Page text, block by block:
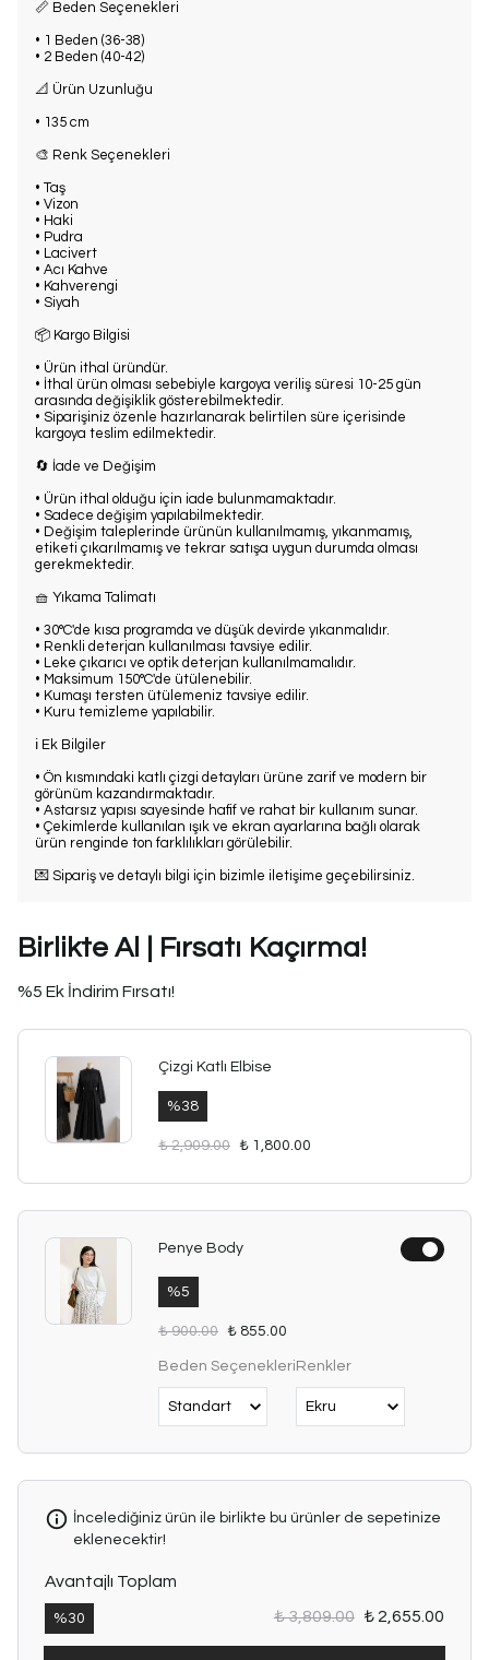
📏 Beden Seçenekleri
• 1 Beden (36-38)
• 2 Beden (40-42)
📐 Ürün Uzunluğu
• 135 cm
🎨 Renk Seçenekleri
• Taş
• Vizon
• Haki
• Pudra
• Lacivert
• Acı Kahve
• Kahverengi
• Siyah
📦 Kargo Bilgisi
• Ürün ithal üründür.
• İthal ürün olması sebebiyle kargoya veriliş süresi 10-25 gün
arasında değişiklik gösterebilmektedir.
• Siparişiniz özenle hazırlanarak belirtilen süre içerisinde
kargoya teslim edilmektedir.
🔄 İade ve Değişim
• Ürün ithal olduğu için iade bulunmamaktadır.
• Sadece değişim yapılabilmektedir.
• Değişim taleplerinde ürünün kullanılmamış, yıkanmamış,
etiketi çıkarılmamış ve tekrar satışa uygun durumda olması
gerekmektedir.
🧺 Yıkama Talimatı
• 30°C'de kısa programda ve düşük devirde yıkanmalıdır.
• Renkli deterjan kullanılması tavsiye edilir.
• Leke çıkarıcı ve optik deterjan kullanılmamalıdır.
• Maksimum 150°C'de ütülenebilir.
• Kumaşı tersten ütülemeniz tavsiye edilir.
• Kuru temizleme yapılabilir.
ℹ️ Ek Bilgiler
• Ön kısmındaki katlı çizgi detayları ürüne zarif ve modern bir
görünüm kazandırmaktadır.
• Astarsız yapısı sayesinde hafif ve rahat bir kullanım sunar.
• Çekimlerde kullanılan ışık ve ekran ayarlarına bağlı olarak
ürün renginde ton farklılıkları görülebilir.
💌 Sipariş ve detaylı bilgi için bizimle iletişime geçebilirsiniz.
Birlikte Al | Fırsatı Kaçırma!
%5 Ek İndirim Fırsatı!
Çizgi Katlı Elbise
%38
₺ 2,909.00 ₺ 1,800.00
Penye Body
%5
₺ 900.00 ₺ 855.00
Beden SeçenekleriRenkler
İncelediğiniz ürün ile birlikte bu ürünler de sepetinize
eklenecektir!
Avantajlı Toplam
%30 ₺ 3,809.00 ₺ 2,655.00